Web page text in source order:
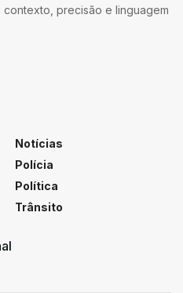
precisão e linguagem
Notícias
Polícia
Política
Trânsito